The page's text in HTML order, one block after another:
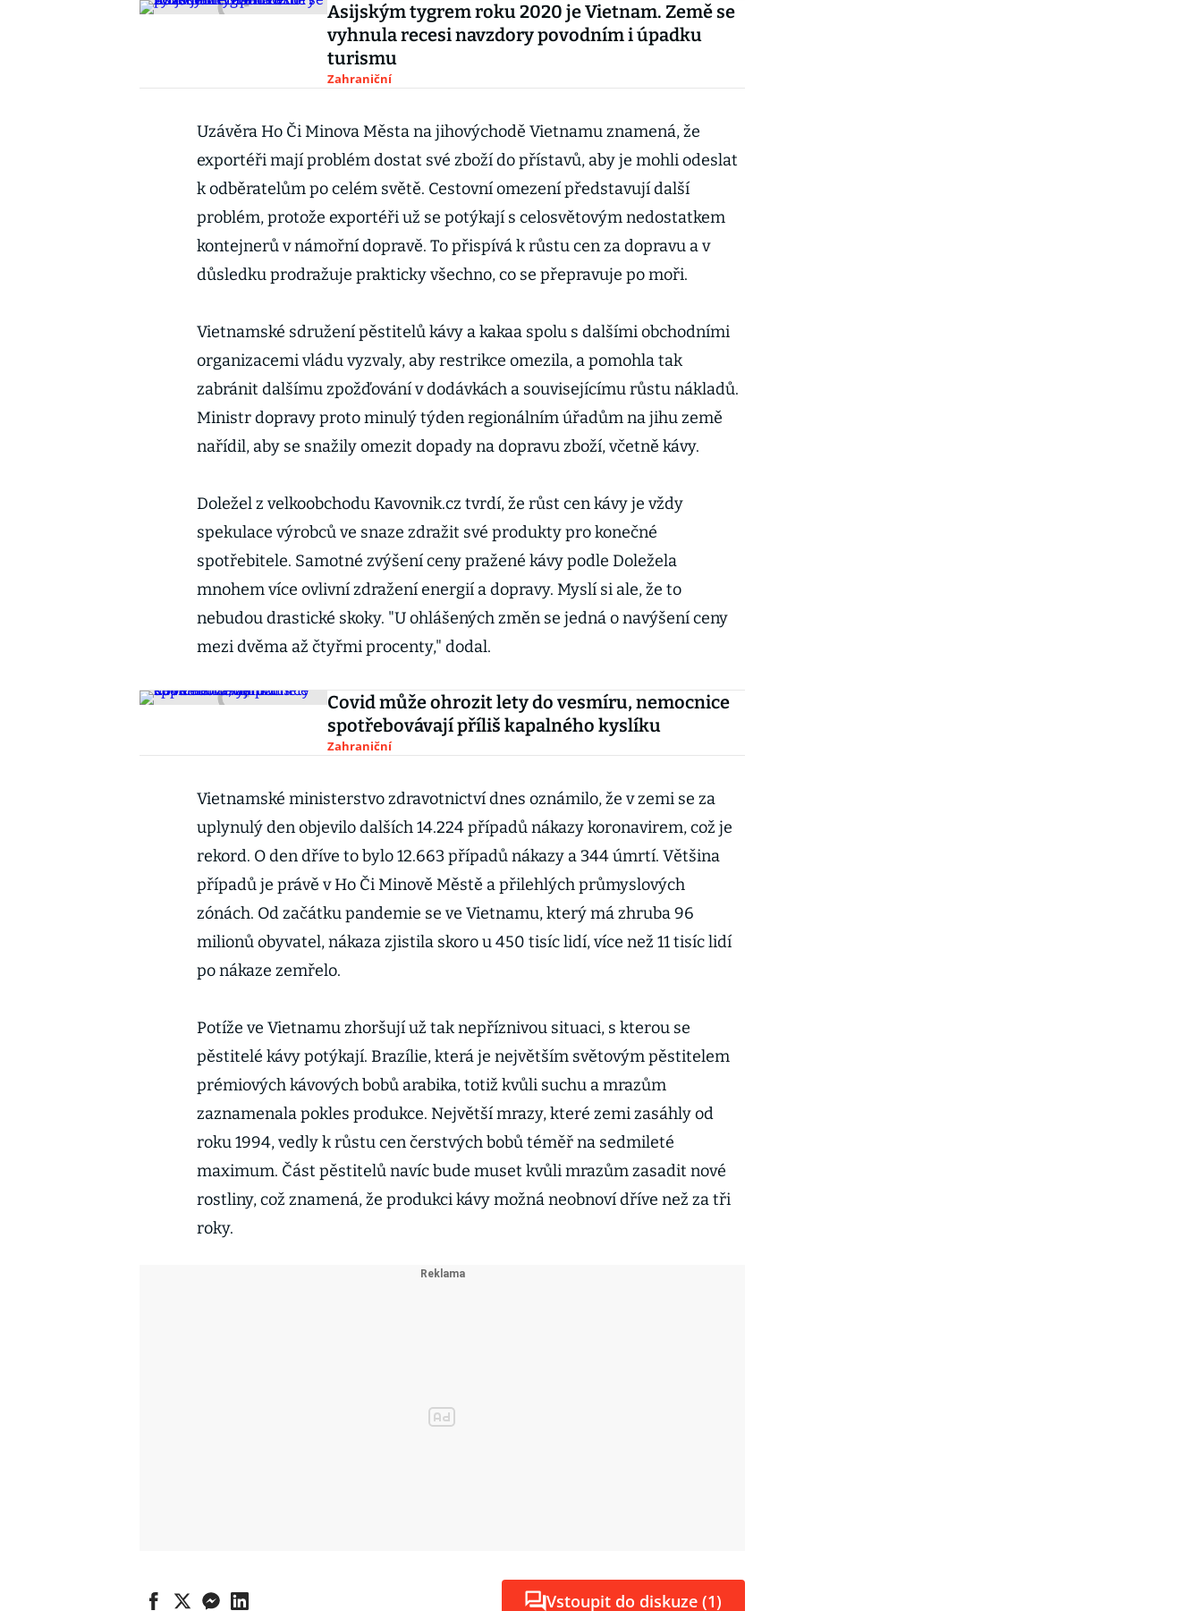
Asijským tygrem roku 2020 je Vietnam. Země se
vyhnula recesi navzdory povodním i úpadku
turismu
Zahraniční
Uzávěra Ho Či Minova Města na jihovýchodě Vietnamu znamená, že
exportéři mají problém dostat své zboží do přístavů, aby je mohli odeslat
k odběratelům po celém světě. Cestovní omezení představují další
problém, protože exportéři už se potýkají s celosvětovým nedostatkem
kontejnerů v námořní dopravě. To přispívá k růstu cen za dopravu a v
důsledku prodražuje prakticky všechno, co se přepravuje po moři.
Vietnamské sdružení pěstitelů kávy a kakaa spolu s dalšími obchodními
organizacemi vládu vyzvaly, aby restrikce omezila, a pomohla tak
zabránit dalšímu zpožďování v dodávkách a souvisejícímu růstu nákladů.
Ministr dopravy proto minulý týden regionálním úřadům na jihu země
nařídil, aby se snažily omezit dopady na dopravu zboží, včetně kávy.
Doležel z velkoobchodu Kavovnik.cz tvrdí, že růst cen kávy je vždy
spekulace výrobců ve snaze zdražit své produkty pro konečné
spotřebitele. Samotné zvýšení ceny pražené kávy podle Doležela
mnohem více ovlivní zdražení energií a dopravy. Myslí si ale, že to
nebudou drastické skoky. "U ohlášených změn se jedná o navýšení ceny
mezi dvěma až čtyřmi procenty," dodal.
Covid může ohrozit lety do vesmíru, nemocnice
spotřebovávají příliš kapalného kyslíku
Zahraniční
Vietnamské ministerstvo zdravotnictví dnes oznámilo, že v zemi se za
uplynulý den objevilo dalších 14.224 případů nákazy koronavirem, což je
rekord. O den dříve to bylo 12.663 případů nákazy a 344 úmrtí. Většina
případů je právě v Ho Či Minově Městě a přilehlých průmyslových
zónách. Od začátku pandemie se ve Vietnamu, který má zhruba 96
milionů obyvatel, nákaza zjistila skoro u 450 tisíc lidí, více než 11 tisíc lidí
po nákaze zemřelo.
Potíže ve Vietnamu zhoršují už tak nepříznivou situaci, s kterou se
pěstitelé kávy potýkají. Brazílie, která je největším světovým pěstitelem
prémiových kávových bobů arabika, totiž kvůli suchu a mrazům
zaznamenala pokles produkce. Největší mrazy, které zemi zasáhly od
roku 1994, vedly k růstu cen čerstvých bobů téměř na sedmileté
maximum. Část pěstitelů navíc bude muset kvůli mrazům zasadit nové
rostliny, což znamená, že produkci kávy možná neobnoví dříve než za tři
roky.
Vstoupit do diskuze (1)